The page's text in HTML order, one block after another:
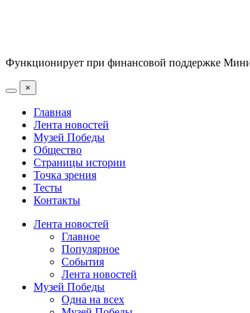
Функционирует при финансовой поддержке
×
Главная
Лента новостей
Музей Победы
Общество
Страницы истории
Точка зрения
Тесты
Контакты
Лента новостей
Главное
Популярное
События
Лента новостей
Музей Победы
Одна на всех